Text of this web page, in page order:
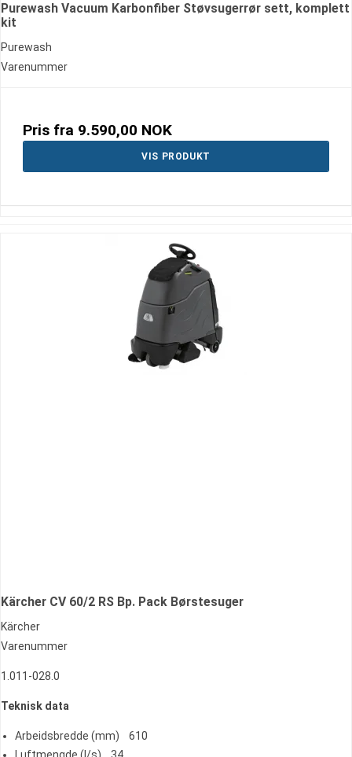
Purewash Vacuum Karbonfiber Støvsugerrør sett, komplett
kit
Purewash
Varenummer
Pris fra 9.590,00 NOK
VIS PRODUKT
Kärcher CV 60/2 RS Bp. Pack Børstesuger
Kärcher
Varenummer
1.011-028.0
Teknisk data
Arbeidsbredde (mm) 610